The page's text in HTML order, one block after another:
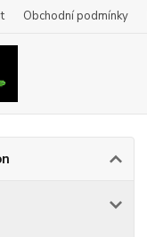
Obchodní podmínky